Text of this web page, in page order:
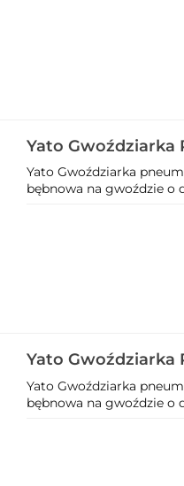
Yato Gwoździarka
70Mm Yt-09213
Yato Gwoździarka
bębnowa na gwoździe o
Yato Gwoździarka
90Mm Yt-09214
Yato Gwoździarka
bębnowa na gwoździe o